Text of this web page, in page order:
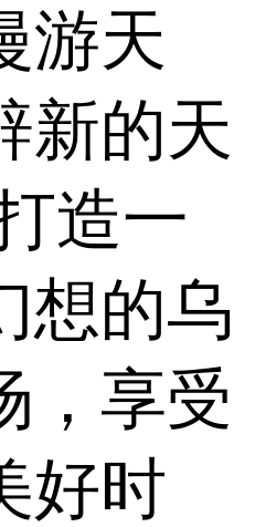
游天
新的天
造一
想的乌
，享受
好时